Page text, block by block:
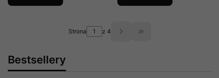
Strona z 4 Przejdź do ostatniej
Bestsellery